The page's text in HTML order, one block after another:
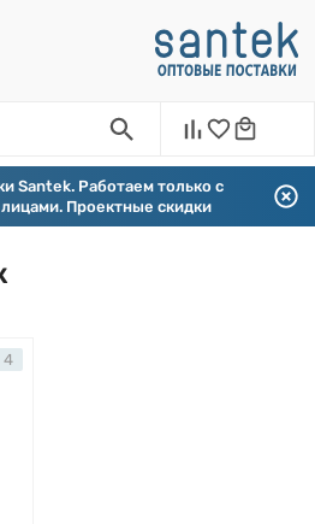
Santek. Работаем только с
Проектные скидки
4